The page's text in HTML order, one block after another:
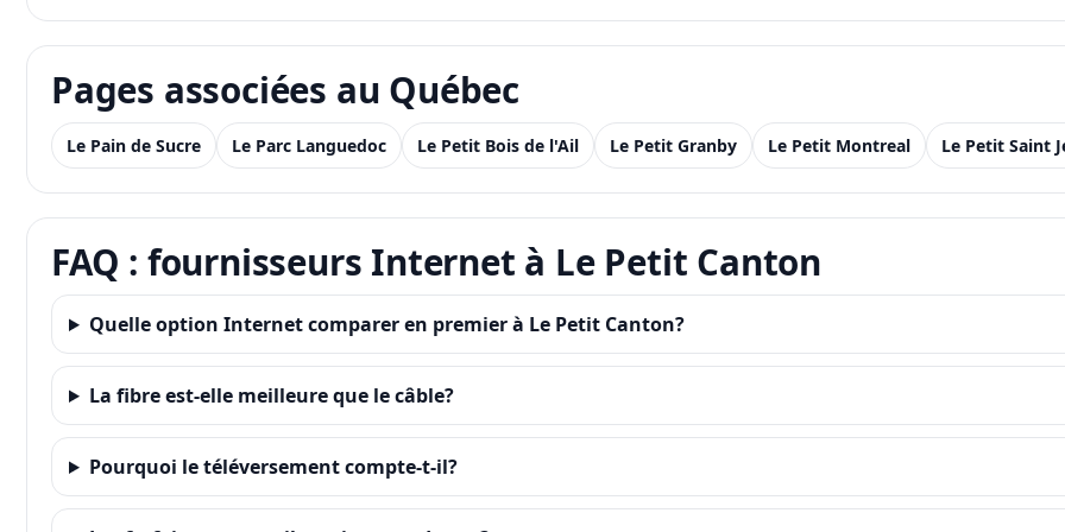
Pages associées au Québec
Le Pain de Sucre Le Parc Languedoc Le Petit Bois de l'Ail Le Petit Granby Le Petit Montreal Le Petit Saint
FAQ : fournisseurs Internet à Le Petit Canton
Quelle option Internet comparer en premier à Le Petit Canton?
La fibre est-elle meilleure que le câble?
Pourquoi le téléversement compte-t-il?